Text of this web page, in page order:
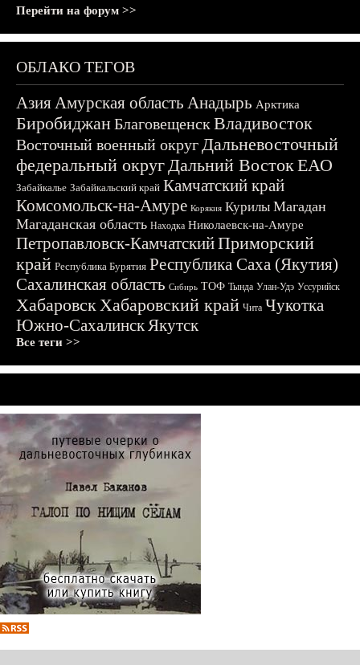
Перейти на форум >>
ОБЛАКО ТЕГОВ
АзияАмурская область Анадырь Арктика
БиробиджанБлаговещенскВладивосток
Восточный военный округДальневосточный
федеральный округДальний ВостокЕАО
Забайкалье Забайкальский край Камчатский край
Комсомольск-на-Амуре Корякия Курилы Магадан
Магаданская область Находка Николаевск-на-Амуре
Петропавловск-КамчатскийПриморский
край Республика Бурятия Республика Саха (Якутия)
Сахалинская область Сибирь ТОФ Тында Улан-Удэ Уссурийск
ХабаровскХабаровский край Чита Чукотка
Южно-СахалинскЯкутск
Все теги >>